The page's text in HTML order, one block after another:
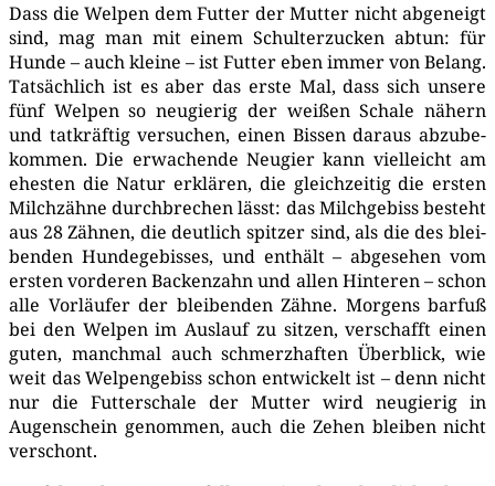
Dass die Wel­pen dem Fut­ter der Mut­ter nicht abge­neigt
sind, mag man mit einem Schul­ter­zu­cken abtun: für
Hun­de – auch klei­ne – ist Fut­ter eben immer von Belang.
Tat­säch­lich ist es aber das ers­te Mal, dass sich unse­re
fünf Wel­pen so neu­gie­rig der wei­ßen Scha­le nähern
und tat­kräf­tig ver­su­chen, einen Bis­sen dar­aus abzu­be­
kom­men. Die erwa­chen­de Neu­gier kann viel­leicht am
ehes­ten die Natur erklä­ren, die gleich­zei­tig die ers­ten
Milch­zäh­ne durch­bre­chen lässt: das Milch­ge­biss besteht
aus 28 Zäh­nen, die deut­lich spit­zer sind, als die des blei­
ben­den Hun­de­ge­bis­ses, und ent­hält – abge­se­hen vom
ers­ten vor­de­ren Backen­zahn und allen Hin­te­ren – schon
alle Vor­läu­fer der blei­ben­den Zäh­ne. Mor­gens bar­fuß
bei den Wel­pen im Aus­lauf zu sit­zen, ver­schafft einen
guten, manch­mal auch schmerz­haf­ten Über­blick, wie
weit das Wel­pen­ge­biss schon ent­wi­ckelt ist – denn nicht
nur die Fut­ter­scha­le der Mut­ter wird neu­gie­rig in
Augen­schein genom­men, auch die Zehen blei­ben nicht
verschont.